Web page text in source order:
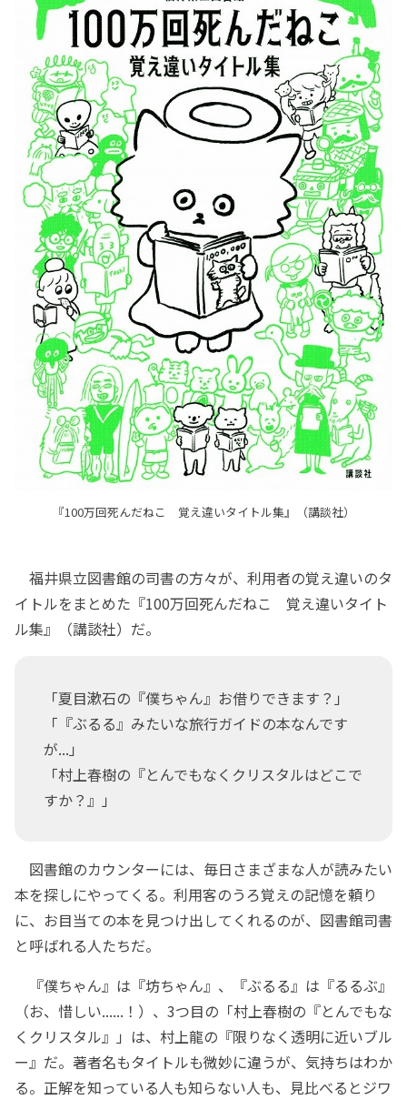
『100万回死んだねこ 覚え違いタイトル集』（講談社）
福井県立図書館の司書の方々が、利用者の覚え違いのタ
イトルをまとめた『100万回死んだねこ 覚え違いタイト
ル集』（講談社）だ。
「夏目漱石の『僕ちゃん』お借りできます？」
「『ぶるる』みたいな旅行ガイドの本なんです
が...」
「村上春樹の『とんでもなくクリスタルはどこで
すか？』」
図書館のカウンターには、毎日さまざまな人が読みたい
本を探しにやってくる。利用客のうろ覚えの記憶を頼り
に、お目当ての本を見つけ出してくれるのが、図書館司書
と呼ばれる人たちだ。
『僕ちゃん』は『坊ちゃん』、『ぶるる』は『るるぶ』
（お、惜しい......！）、3つ目の「村上春樹の『とんでもな
くクリスタル』」は、村上龍の『限りなく透明に近いブル
ー』だ。著者名もタイトルも微妙に違うが、気持ちはわか
る。正解を知っている人も知らない人も、見比べるとジワ